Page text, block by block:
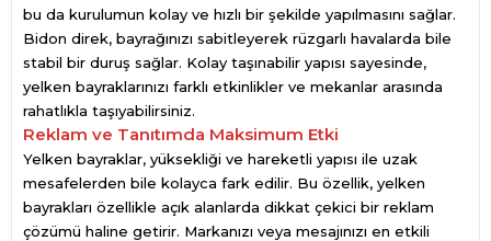
bu da kurulumun kolay ve hızlı bir şekilde yapılmasını sağlar.
Bidon direk, bayrağınızı sabitleyerek rüzgarlı havalarda bile
stabil bir duruş sağlar. Kolay taşınabilir yapısı sayesinde,
yelken bayraklarınızı farklı etkinlikler ve mekanlar arasında
rahatlıkla taşıyabilirsiniz.
Reklam ve Tanıtımda Maksimum Etki
Yelken bayraklar, yüksekliği ve hareketli yapısı ile uzak
mesafelerden bile kolayca fark edilir. Bu özellik, yelken
bayrakları özellikle açık alanlarda dikkat çekici bir reklam
çözümü haline getirir. Markanızı veya mesajınızı en etkili